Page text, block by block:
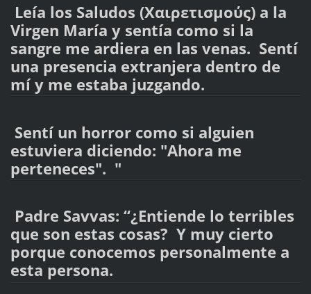
Leía los Saludos (Χαιρετισμούς) a la
Virgen María y sentía como si la
sangre me ardiera en las venas. Sentí
una presencia extranjera dentro de
mí y me estaba juzgando.
Sentí un horror como si alguien
estuviera diciendo: "Ahora me
perteneces". "
Padre Savvas: “¿Entiende lo terribles
que son estas cosas? Y muy cierto
porque conocemos personalmente a
esta persona.